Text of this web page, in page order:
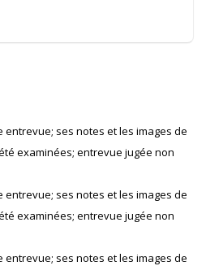
entrevue; ses notes et les images de
examinées; entrevue jugée non
entrevue; ses notes et les images de
examinées; entrevue jugée non
entrevue; ses notes et les images de